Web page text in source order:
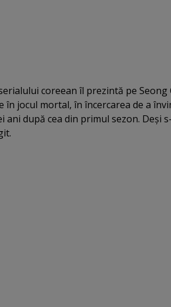
coreean îl prezintă pe
în jocul mortal, în încercarea de a
ani după cea din primul sezon. Deşi